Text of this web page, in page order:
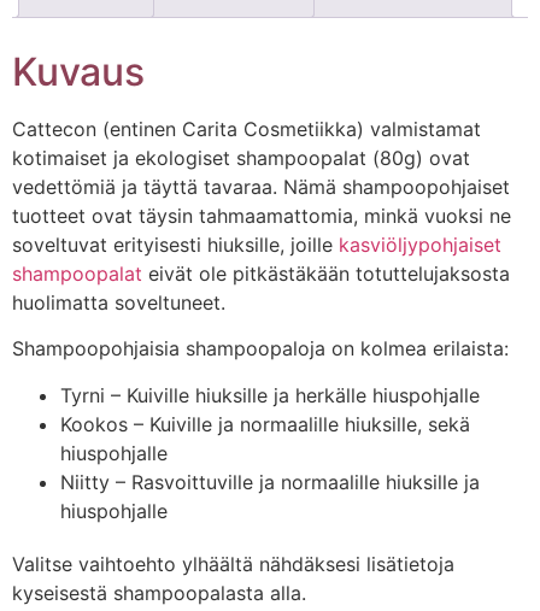
Kuvaus
Cattecon (entinen Carita Cosmetiikka) valmistamat
kotimaiset ja ekologiset shampoopalat (80g) ovat
vedettömiä ja täyttä tavaraa. Nämä shampoopohjaiset
tuotteet ovat täysin tahmaamattomia, minkä vuoksi ne
soveltuvat erityisesti hiuksille, joille kasviöljypohjaiset
shampoopalat eivät ole pitkästäkään totuttelujaksosta
huolimatta soveltuneet.
Shampoopohjaisia shampoopaloja on kolmea erilaista:
Tyrni – Kuiville hiuksille ja herkälle hiuspohjalle
Kookos – Kuiville ja normaalille hiuksille, sekä
hiuspohjalle
Niitty – Rasvoittuville ja normaalille hiuksille ja
hiuspohjalle
Valitse vaihtoehto ylhäältä nähdäksesi lisätietoja
kyseisestä shampoopalasta alla.